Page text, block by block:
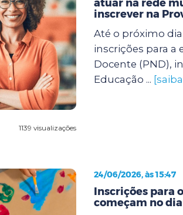
1139 visualizações
atuar na rede
inscrever na
Até o próximo
inscrições para a
Docente (PND),
Educação ...
24/06/2026, às 15:47
Inscrições para
começam no